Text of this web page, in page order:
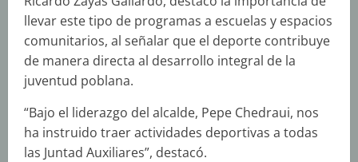
llevar este tipo de programas a escuelas y espacios
comunitarios, al señalar que el deporte contribuye
de manera directa al desarrollo integral de la
juventud poblana.
“Bajo el liderazgo del alcalde, Pepe Chedraui, nos
ha instruido traer actividades deportivas a todas
las Juntad Auxiliares”, destacó.